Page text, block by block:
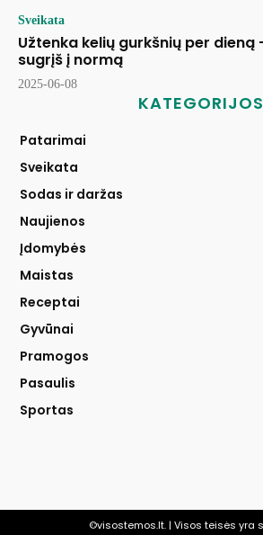
Sveikata
Užtenka kelių gurkšnių per
sugrįš į normą
2025-06-08
KATEGORIJOS
Patarimai
Sveikata
Sodas ir daržas
Naujienos
Įdomybės
Maistas
Receptai
Gyvūnai
Pramogos
Pasaulis
Sportas
©visostemos.lt. | Visos teisės yra